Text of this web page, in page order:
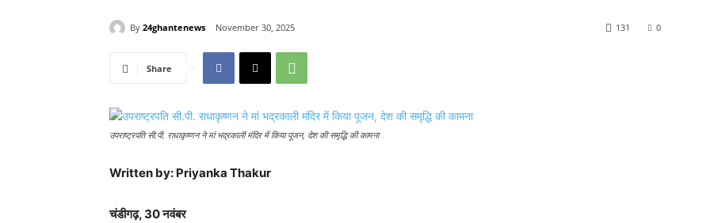
By 24ghantenews November 30, 2025 0
131
Share
उपराष्ट्रपति सी.पी. राधाकृष्णन ने मां भद्रकाली मंदिर में किया पूजन, देश की समृद्धि की कामना
Written by: Priyanka Thakur
चंडीगढ़, 30 नवंबर